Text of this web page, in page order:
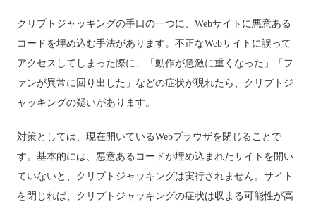
クリプトジャッキングの手口の一つに、Webサイトに悪意ある
コードを埋め込む手法があります。不正なWebサイトに誤って
アクセスしてしまった際に、「動作が急激に重くなった」「フ
ァンが異常に回り出した」などの症状が現れたら、クリプトジ
ャッキングの疑いがあります。
対策としては、現在開いているWebブラウザを閉じることで
す。基本的には、悪意あるコードが埋め込まれたサイトを開い
ていないと、クリプトジャッキングは実行されません。サイト
を閉じれば、クリプトジャッキングの症状は収まる可能性が高